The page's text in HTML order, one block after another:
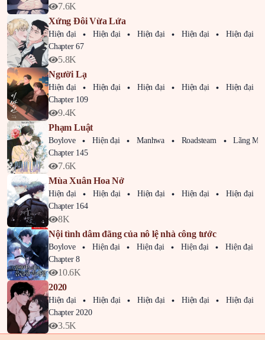
7.6K
Xứng Đôi Vừa Lứa
Hiện đại Hiện đại Hiện đại Hiện đại
Hiện đại
Chapter 67
5.8K
Người Lạ
Hiện đại Hiện đại Hiện đại Hiện đại
Hiện đại
Chapter 109
9.4K
Phạm Luật
Boylove Hiện đại Manhwa Roadsteam
Lãng
Chapter 145
7.6K
Mùa Xuân Hoa Nở
Hiện đại Hiện đại Hiện đại Hiện đại
Hiện đại
Chapter 164
8K
Nội tình dâm đãng của nô lệ nhà công tước
Boylove Hiện đại Hiện đại Hiện đại
Hiện đại
Chapter 8
10.6K
2020
Hiện đại Hiện đại Hiện đại Hiện đại
Hiện đại
Chapter 2020
3.5K